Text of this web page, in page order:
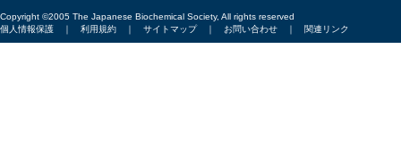
Copyright ©2005 The Japanese Biochemical Society, All rights reserved
個人情報保護 ｜ 利用規約 ｜ サイトマップ｜ お問い合わせ ｜ 関連リンク